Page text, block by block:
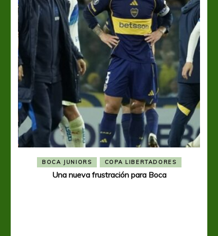
BOCA JUNIORS COPA LIBERTADORES
Una nueva frustración para Boca